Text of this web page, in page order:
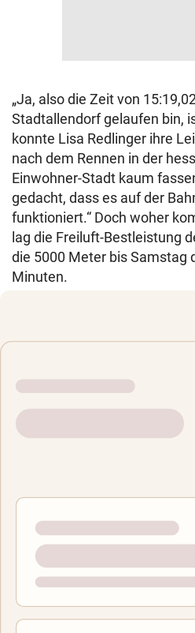
„Ja, also die Zeit von
Stadtallendorf gelaufen bin,
konnte Lisa Redlinger ihre
nach dem Rennen in der
Einwohner-Stadt kaum
gedacht, dass es auf der
funktioniert.“ Doch woher
lag die Freiluft-Bestleistung
die 5000 Meter bis Samstag
Minuten.